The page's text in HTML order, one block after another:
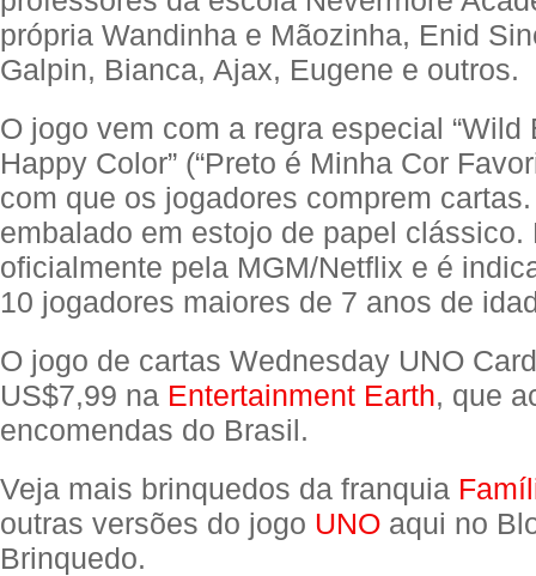
própria Wandinha e Mãozinha, Enid
Galpin, Bianca, Ajax, Eugene e outros.
O jogo vem com a regra especial “Wild
Happy Color” (“Preto é Minha Cor
com que os jogadores comprem
embalado em estojo de papel clássico.
oficialmente pela MGM/Netflix e é
10 jogadores maiores de 7 anos de
O jogo de cartas Wednesday UNO
US$7,99 na Entertainment Earth, que
encomendas do Brasil.
Veja mais brinquedos da franquia
outras versões do jogo UNO aqui no
Brinquedo.